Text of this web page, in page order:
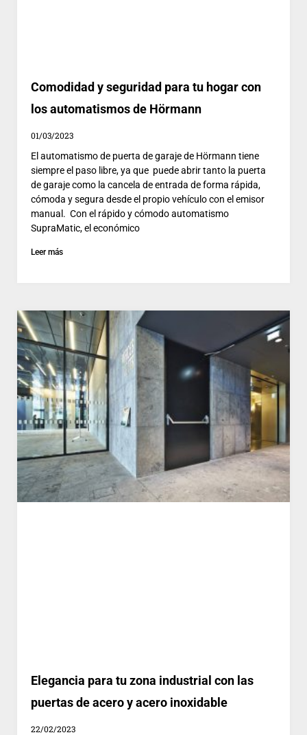
Comodidad y seguridad para tu hogar con
los automatismos de Hörmann
01/03/2023
El automatismo de puerta de garaje de Hörmann tiene
siempre el paso libre, ya que puede abrir tanto la puerta
de garaje como la cancela de entrada de forma rápida,
cómoda y segura desde el propio vehículo con el emisor
manual. Con el rápido y cómodo automatismo
SupraMatic, el económico
Leer más
Elegancia para tu zona industrial con las
puertas de acero y acero inoxidable
22/02/2023